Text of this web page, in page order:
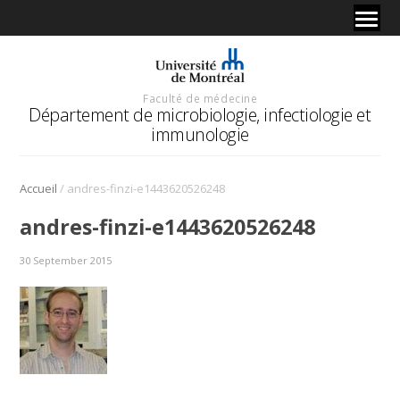
Faculté de médecine
Département de microbiologie, infectiologie et
immunologie
Accueil / andres-finzi-e1443620526248
andres-finzi-e1443620526248
30 September 2015